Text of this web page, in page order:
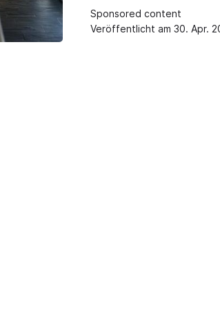
Sponsored content
Veröffentlicht am 30. Apr.